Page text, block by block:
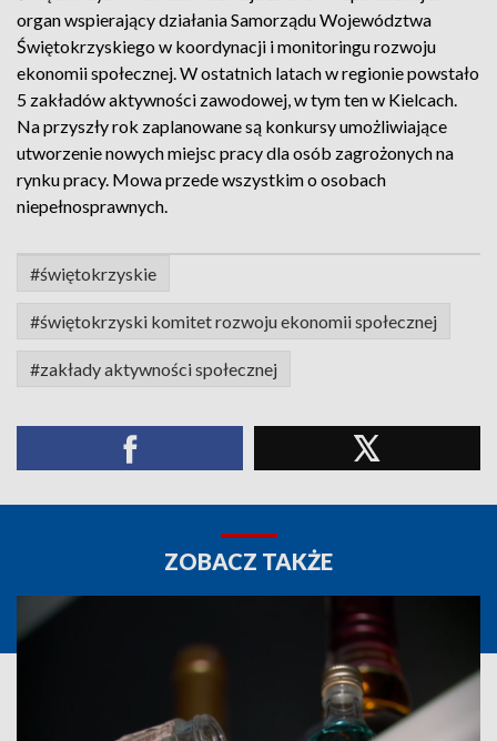
organ wspierający działania Samorządu Województwa
Świętokrzyskiego w koordynacji i monitoringu rozwoju
ekonomii społecznej. W ostatnich latach w regionie powstało
5 zakładów aktywności zawodowej, w tym ten w Kielcach.
Na przyszły rok zaplanowane są konkursy umożliwiające
utworzenie nowych miejsc pracy dla osób zagrożonych na
rynku pracy. Mowa przede wszystkim o osobach
niepełnosprawnych.
#świętokrzyskie
#świętokrzyski komitet rozwoju ekonomii społecznej
#zakłady aktywności społecznej
ZOBACZ TAKŻE